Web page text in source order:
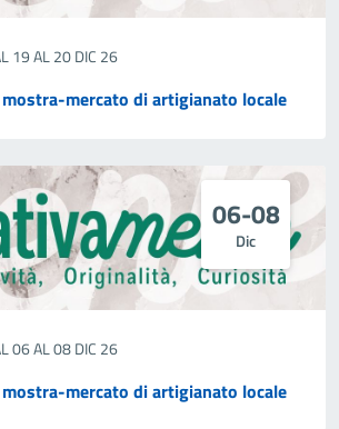
19 AL 20 DIC 26
mercato di artigianato locale
06-08
Dic
06 AL 08 DIC 26
mercato di artigianato locale